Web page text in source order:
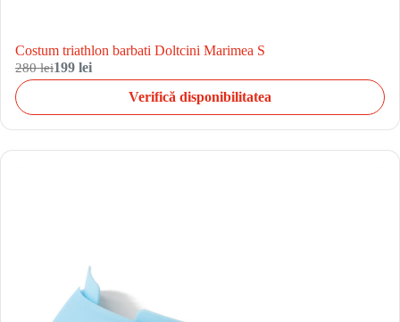
Costum triathlon barbati Doltcini Marimea S
280 lei199 lei
Verifică disponibilitatea